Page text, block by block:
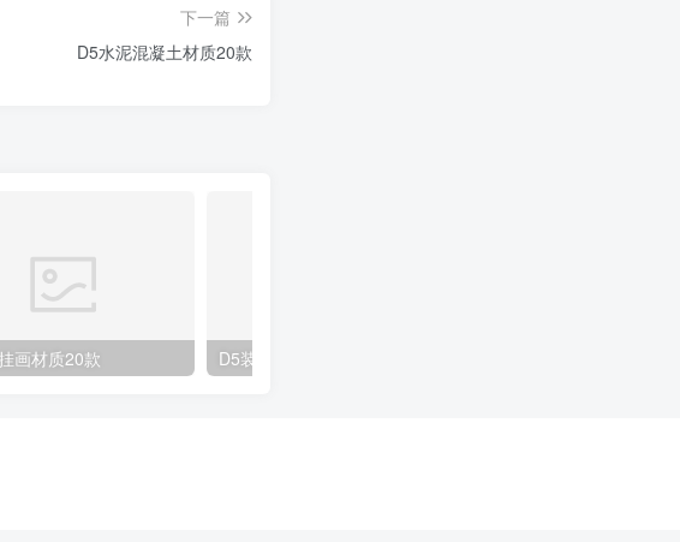
下一篇
D5水泥混凝土材质20款
画材质20款 D5装饰挂画材质20款